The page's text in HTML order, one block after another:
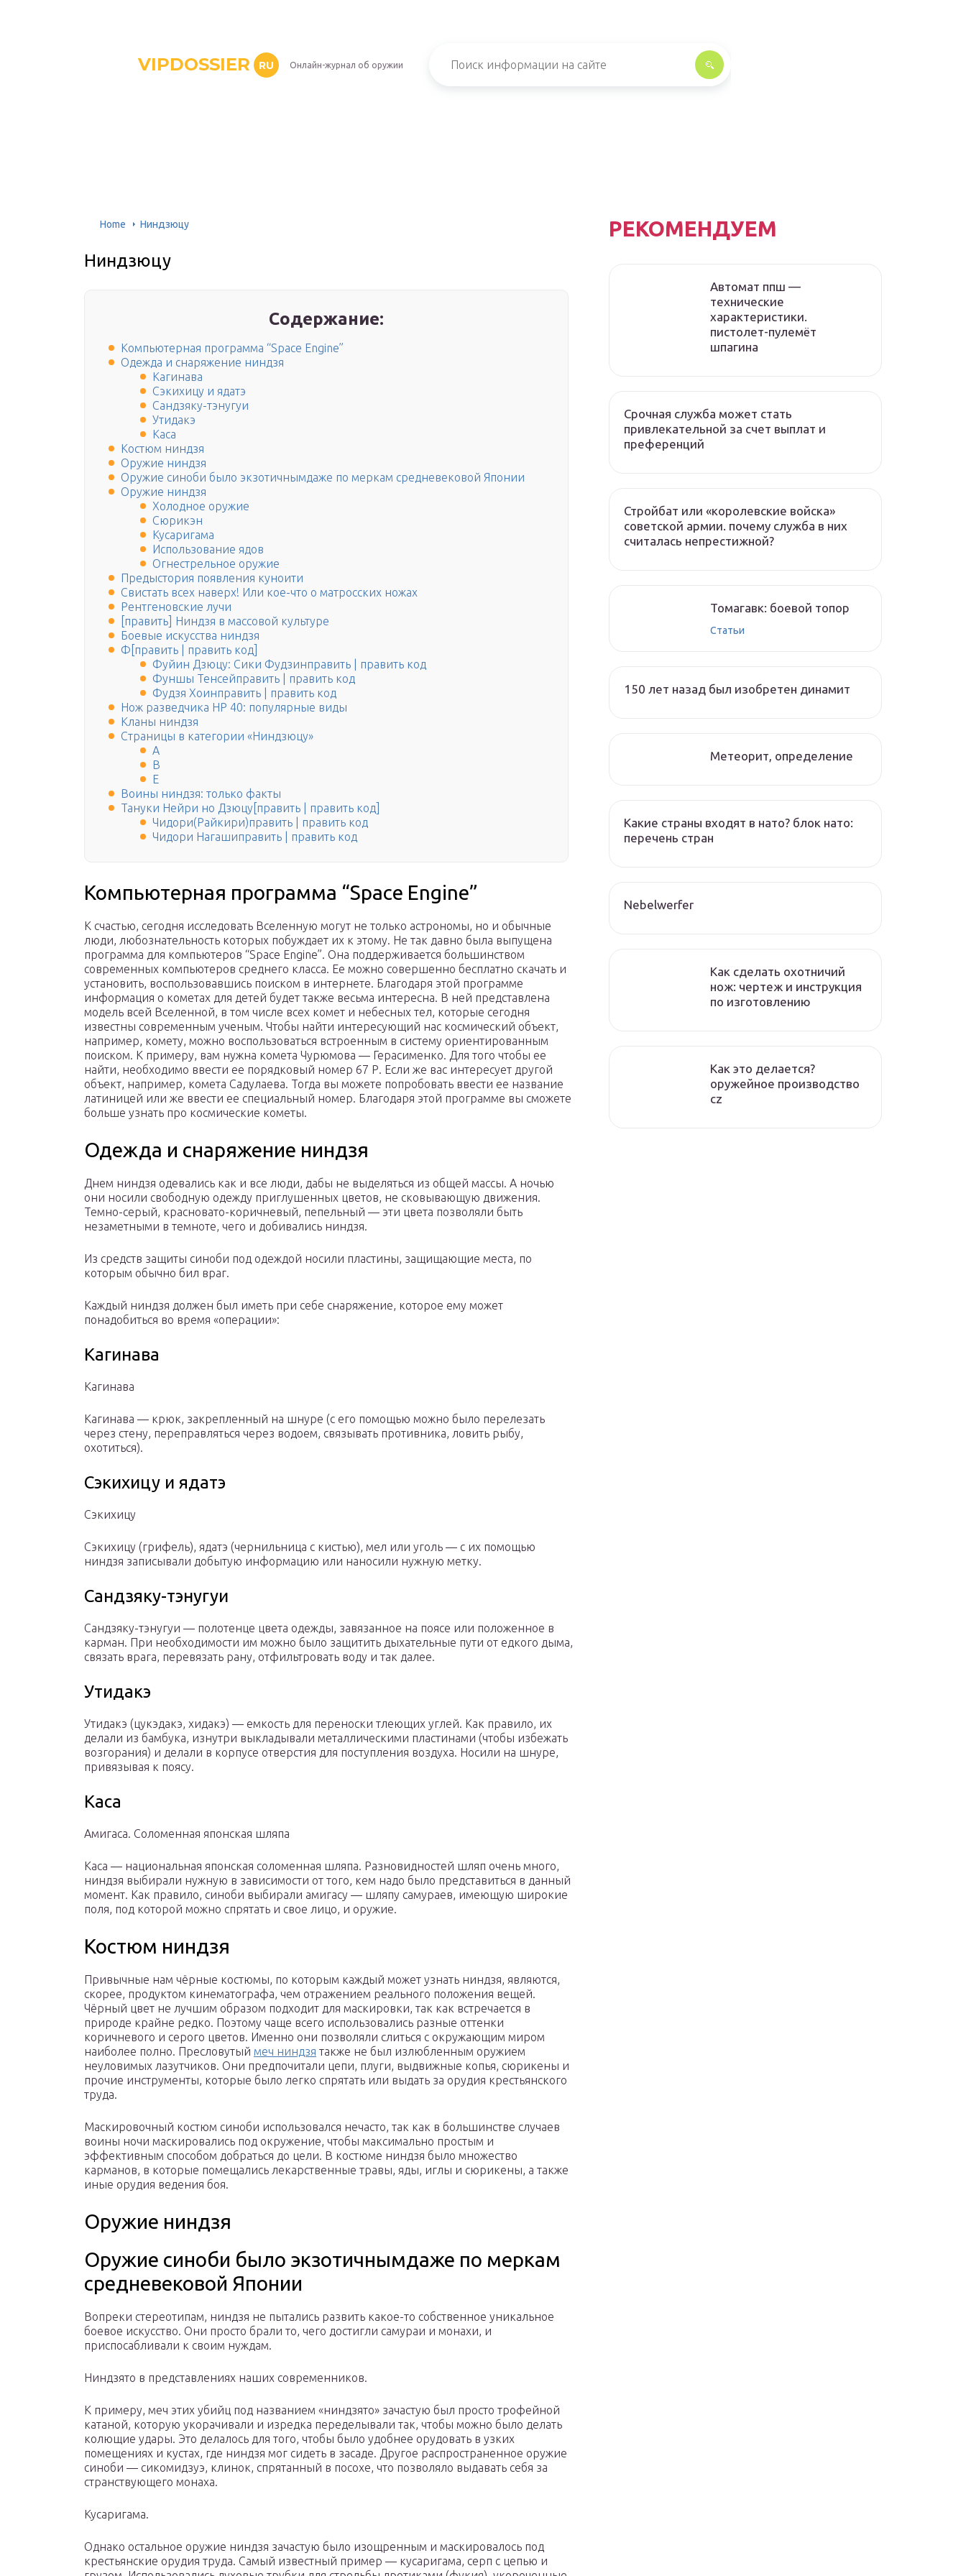
VIPDOSSIER RU Онлайн-журнал об оружии
Home Ниндзюцу
Ниндзюцу
Содержание:
Компьютерная программа “Space Engine”
Одежда и снаряжение ниндзя
Кагинава
Сэкихицу и ядатэ
Сандзяку-тэнугуи
Утидакэ
Каса
Костюм ниндзя
Оружие ниндзя
Оружие синоби было экзотичнымдаже по меркам средневековой Японии
Оружие ниндзя
Холодное оружие
Сюрикэн
Кусаригама
Использование ядов
Огнестрельное оружие
Предыстория появления куноити
Свистать всех наверх! Или кое-что о матросских ножах
Рентгеновские лучи
[править] Ниндзя в массовой культуре
Боевые искусства ниндзя
Ф[править | править код]
Фуйин Дзюцу: Сики Фудзинправить | править код
Фуншы Тенсейправить | править код
Фудзя Хоинправить | править код
Нож разведчика НР 40: популярные виды
Кланы ниндзя
Страницы в категории «Ниндзюцу»
A
B
E
Воины ниндзя: только факты
Тануки Нейри но Дзюцу[править | править код]
Чидори(Райкири)править | править код
Чидори Нагашиправить | править код
Компьютерная программа “Space Engine”
К счастью, сегодня исследовать Вселенную могут не только астрономы, но и обычные
люди, любознательность которых побуждает их к этому. Не так давно была выпущена
программа для компьютеров “Space Engine”. Она поддерживается большинством
современных компьютеров среднего класса. Ее можно совершенно бесплатно скачать и
установить, воспользовавшись поиском в интернете. Благодаря этой программе
информация о кометах для детей будет также весьма интересна. В ней представлена
модель всей Вселенной, в том числе всех комет и небесных тел, которые сегодня
известны современным ученым. Чтобы найти интересующий нас космический объект,
например, комету, можно воспользоваться встроенным в систему ориентированным
поиском. К примеру, вам нужна комета Чурюмова — Герасименко. Для того чтобы ее
найти, необходимо ввести ее порядковый номер 67 Р. Если же вас интересует другой
объект, например, комета Садулаева. Тогда вы можете попробовать ввести ее название
латиницей или же ввести ее специальный номер. Благодаря этой программе вы сможете
больше узнать про космические кометы.
Одежда и снаряжение ниндзя
Днем ниндзя одевались как и все люди, дабы не выделяться из общей массы. А ночью
они носили свободную одежду приглушенных цветов, не сковывающую движения.
Темно-серый, красновато-коричневый, пепельный — эти цвета позволяли быть
незаметными в темноте, чего и добивались ниндзя.
Из средств защиты синоби под одеждой носили пластины, защищающие места, по
которым обычно бил враг.
Каждый ниндзя должен был иметь при себе снаряжение, которое ему может
понадобиться во время «операции»:
Кагинава
Кагинава
Кагинава — крюк, закрепленный на шнуре (с его помощью можно было перелезать
через стену, переправляться через водоем, связывать противника, ловить рыбу,
охотиться).
Сэкихицу и ядатэ
Сэкихицу
Сэкихицу (грифель), ядатэ (чернильница с кистью), мел или уголь — с их помощью
ниндзя записывали добытую информацию или наносили нужную метку.
Сандзяку-тэнугуи
Сандзяку-тэнугуи — полотенце цвета одежды, завязанное на поясе или положенное в
карман. При необходимости им можно было защитить дыхательные пути от едкого дыма,
связать врага, перевязать рану, отфильтровать воду и так далее.
Утидакэ
Утидакэ (цукэдакэ, хидакэ) — емкость для переноски тлеющих углей. Как правило, их
делали из бамбука, изнутри выкладывали металлическими пластинами (чтобы избежать
возгорания) и делали в корпусе отверстия для поступления воздуха. Носили на шнуре,
привязывая к поясу.
Каса
Амигаса. Соломенная японская шляпа
Каса — национальная японская соломенная шляпа. Разновидностей шляп очень много,
ниндзя выбирали нужную в зависимости от того, кем надо было представиться в данный
момент. Как правило, синоби выбирали амигасу — шляпу самураев, имеющую широкие
поля, под которой можно спрятать и свое лицо, и оружие.
Костюм ниндзя
Привычные нам чёрные костюмы, по которым каждый может узнать ниндзя, являются,
скорее, продуктом кинематографа, чем отражением реального положения вещей.
Чёрный цвет не лучшим образом подходит для маскировки, так как встречается в
природе крайне редко. Поэтому чаще всего использовались разные оттенки
коричневого и серого цветов. Именно они позволяли слиться с окружающим миром
наиболее полно. Пресловутый меч ниндзя также не был излюбленным оружием
неуловимых лазутчиков. Они предпочитали цепи, плуги, выдвижные копья, сюрикены и
прочие инструменты, которые было легко спрятать или выдать за орудия крестьянского
труда.
Маскировочный костюм синоби использовался нечасто, так как в большинстве случаев
воины ночи маскировались под окружение, чтобы максимально простым и
эффективным способом добраться до цели. В костюме ниндзя было множество
карманов, в которые помещались лекарственные травы, яды, иглы и сюрикены, а также
иные орудия ведения боя.
Оружие ниндзя
Оружие синоби было экзотичнымдаже по меркам
средневековой Японии
Вопреки стереотипам, ниндзя не пытались развить какое-то собственное уникальное
боевое искусство. Они просто брали то, чего достигли самураи и монахи, и
приспосабливали к своим нуждам.
Ниндзято в представлениях наших современников.
К примеру, меч этих убийц под названием «ниндзято» зачастую был просто трофейной
катаной, которую укорачивали и изредка переделывали так, чтобы можно было делать
колющие удары. Это делалось для того, чтобы было удобнее орудовать в узких
помещениях и кустах, где ниндзя мог сидеть в засаде. Другое распространенное оружие
синоби — сикомидзуэ, клинок, спрятанный в посохе, что позволяло выдавать себя за
странствующего монаха.
Кусаригама.
Однако остальное оружие ниндзя зачастую было изощренным и маскировалось под
крестьянские орудия труда. Самый известный пример — кусаригама, серп с цепью и
РЕКОМЕНДУЕМ
Автомат ппш —
технические
характеристики.
пистолет-пулемёт
шпагина
Срочная служба может стать
привлекательной за счет выплат и
преференций
Стройбат или «королевские войска»
советской армии. почему служба в них
считалась непрестижной?
Томагавк: боевой топор
Статьи
150 лет назад был изобретен динамит
Метеорит, определение
Какие страны входят в нато? блок нато:
перечень стран
Nebelwerfer
Как сделать охотничий
нож: чертеж и инструкция
по изготовлению
Как это делается?
оружейное производство
cz